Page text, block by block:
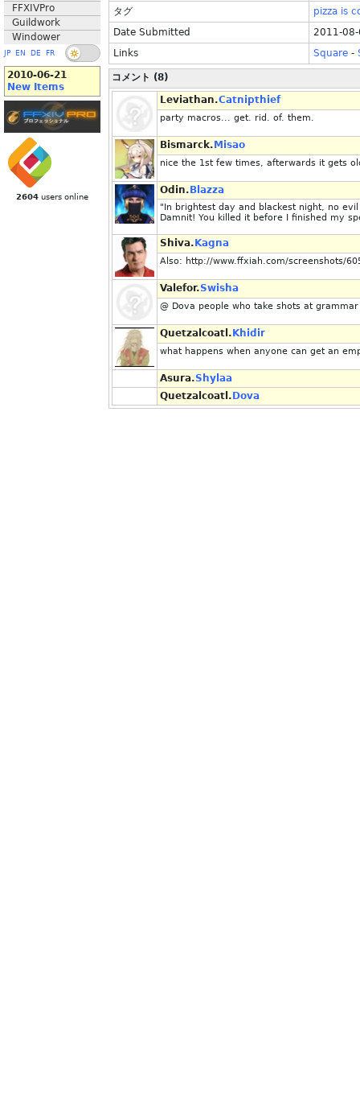
FFXIVPro
Guildwork
Windower
JP EN DE FR
2010-06-21
New Items
2604 users online
タグ
pizza is
Date Submitted
2011-
Links
Square -
コメント (8)
Leviathan.Catnipthief
party macros... get. rid. of. them.
Bismarck. Misao
nice the 1st few times, afterwards it gets
Odin. Blazza
"In brightest day and blackest night, no
Damnit! You killed it before I finished my
Shiva. Kagna
Also: http://www.ffxiah.com/screenshots/
Valefor.Swisha
@ Dova people who take shots at
Quetzalcoatl. Khidir
what happens when anyone can get an
Asura.Shylaa
Quetzalcoatl. Dova